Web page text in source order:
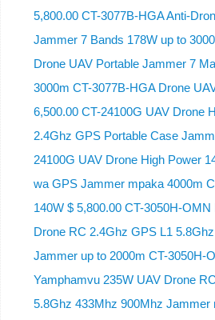
5,800.00 CT-3077B-HGA Anti-
Jammer 7 Bands 178W up to
Drone UAV Portable Jammer 7
3000m CT-3077B-HGA Drone
6,500.00 CT-24100G UAV Drone
2.4Ghz GPS Portable Case
24100G UAV Drone High Power
wa GPS Jammer mpaka 4000m
140W $ 5,800.00 CT-3050H-
Drone RC 2.4Ghz GPS L1
Jammer up to 2000m CT-3050H-
Yamphamvu 235W UAV Drone
5.8Ghz 433Mhz 900Mhz Jammer